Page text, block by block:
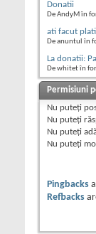
Donatii
De AndyM în
ati facut
De anuntul în
La donatii:
De whitet în
Permisiuni
Nu puteţi
Nu puteţi
Nu puteţi
Nu puteţi
Pingbacks
Refbacks